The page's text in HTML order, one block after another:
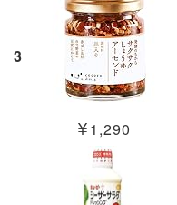
3
￥1,290